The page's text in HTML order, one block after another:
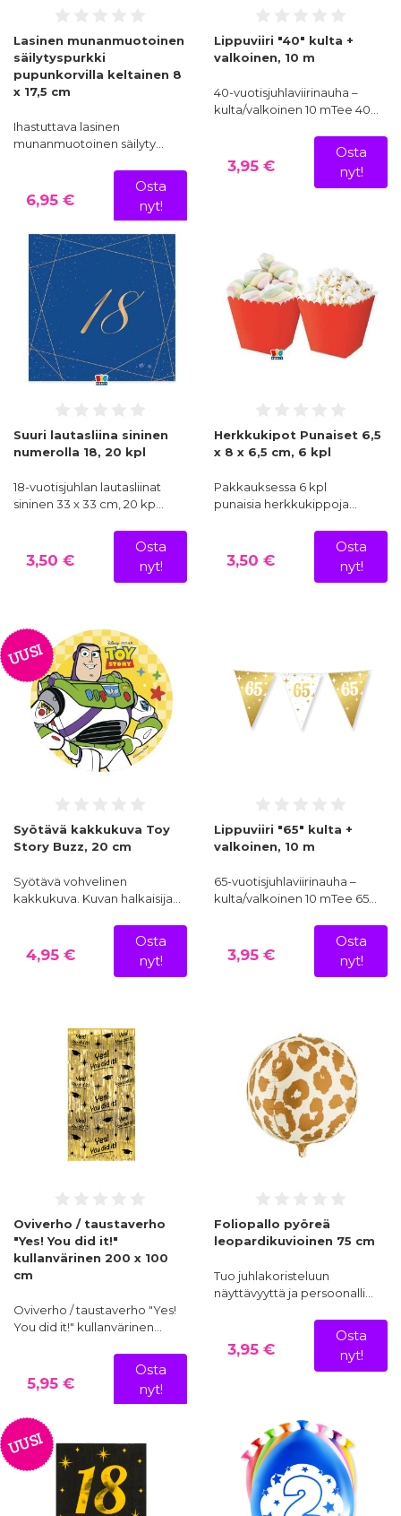
Lasinen munanmuotoinen
säilytyspurkki
pupunkorvilla keltainen 8
x 17,5 cm
Ihastuttava lasinen
munanmuotoinen säilyty…
6,95 €
Osta
nyt!
Lippuviiri "40" kulta +
valkoinen, 10 m
40-vuotisjuhlaviirinauha –
kulta/valkoinen 10 mTee 40…
3,95 €
Osta
nyt!
Suuri lautasliina sininen
numerolla 18, 20 kpl
18-vuotisjuhlan lautasliinat
sininen 33 x 33 cm, 20 kp…
3,50 €
Osta
nyt!
Herkkukipot Punaiset 6,5
x 8 x 6,5 cm, 6 kpl
Pakkauksessa 6 kpl
punaisia herkkukippoja…
3,50 €
Osta
nyt!
UUSI
Syötävä kakkukuva Toy
Story Buzz, 20 cm
Syötävä vohvelinen
kakkukuva. Kuvan halkaisija…
4,95 €
Osta
nyt!
Lippuviiri "65" kulta +
valkoinen, 10 m
65-vuotisjuhlaviirinauha –
kulta/valkoinen 10 mTee 65…
3,95 €
Osta
nyt!
Oviverho / taustaverho
"Yes! You did it!"
kullanvärinen 200 x 100
cm
Oviverho / taustaverho "Yes!
You did it!" kullanvärinen…
5,95 €
Osta
nyt!
Foliopallo pyöreä
leopardikuvioinen 75 cm
Tuo juhlakoristeluun
näyttävyyttä ja persoonalli…
3,95 €
Osta
nyt!
UUSI